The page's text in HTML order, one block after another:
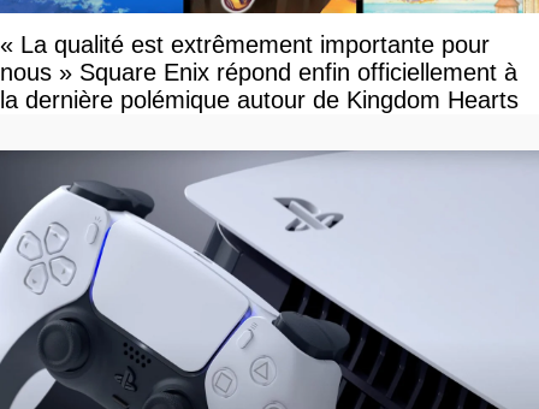
« La qualité est extrêmement importante pour
nous » Square Enix répond enfin officiellement à
la dernière polémique autour de Kingdom Hearts